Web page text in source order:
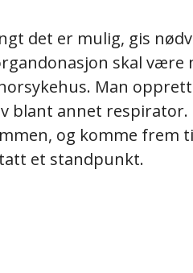
det er mulig, gis
skal være
Man
blant annet
og komme frem
et standpunkt.